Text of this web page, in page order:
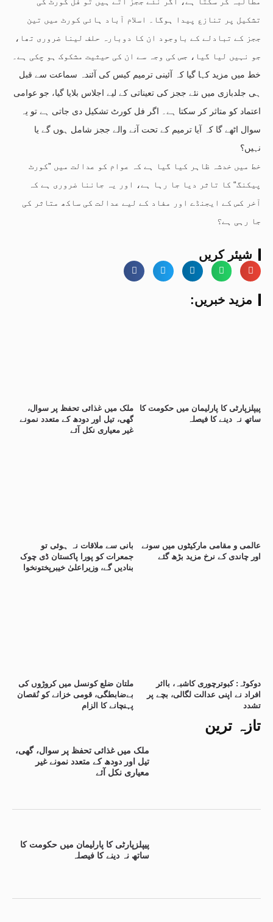
تازہ ترین
ملک میں غذائی تحفظ پر سوال، گھی،
تیل اور دودھ کے متعدد نمونے غیر
معیاری نکل آئے
پیپلزپارٹی کا پارلیمان میں حکومت کا
ساتھ نہ دینے کا فیصلہ
تشکیل پر تنازع پیدا ہوگا۔ اسلام آباد ہائی کورٹ میں تین
ججز کے تبادلے کے باوجود ان کا دوبارہ حلف لینا ضروری تھا،
جو نہیں لیا گیا، جس کی وجہ سے ان کی حیثیت مشکوک ہو چکی ہے۔
خط میں مزید کہا گیا کہ آئینی ترمیم کیس کی آئندہ سماعت سے قبل
ہی جلدبازی میں نئے ججز کی تعیناتی کے لیے اجلاس بلایا گیا، جو عوامی
اعتماد کو متاثر کر سکتا ہے۔ اگر فل کورٹ تشکیل دی جاتی ہے تو یہ
سوال اٹھے گا کہ آیا ترمیم کے تحت آنے والے ججز شامل ہوں گے یا
نہیں؟
خط میں خدشہ ظاہر کیا گیا ہے کہ عوام کو عدالت میں ”کورٹ
پیکنگ“ کا تاثر دیا جا رہا ہے، اور یہ جاننا ضروری ہے کہ
آخر کس کے ایجنڈے اور مفاد کے لیے عدالت کی ساکھ متاثر کی
جا رہی ہے؟
شیئر کریں
:مزید خبریں
ملک میں غذائی تحفظ پر سوال،
گھی، تیل اور دودھ کے متعدد نمونے
غیر معیاری نکل آئے
پیپلزپارٹی کا پارلیمان میں حکومت کا
ساتھ نہ دینے کا فیصلہ
بانی سے ملاقات نہ ہوئی تو
جمعرات کو پورا پاکستان ڈی چوک
بنادیں گے، وزیراعلیٰ خیبرپختونخوا
عالمی و مقامی مارکیٹوں میں سونے
اور چاندی کے نرخ مزید بڑھ گئے
ملتان ضلع کونسل میں کروڑوں کی
بےضابطگی، قومی خزانے کو نُقصان
پہنچانے کا الزام
دوکوٹہ: کبوترچوری کاشبہ، بااثر
افراد نے اپنی عدالت لگالی، بچے پر
تشدد